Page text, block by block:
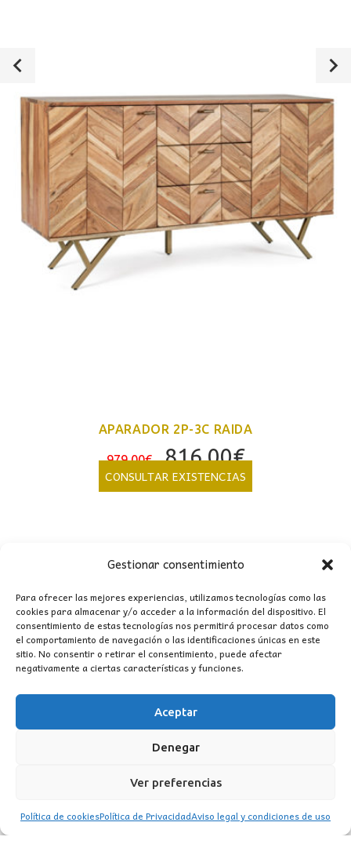
Gestionar consentimiento
Para ofrecer las mejores experiencias, utilizamos tecnologías como las
cookies para almacenar y/o acceder a la información del dispositivo. El
consentimiento de estas tecnologías nos permitirá procesar datos como
el comportamiento de navegación o las identificaciones únicas en este
sitio. No consentir o retirar el consentimiento, puede afectar
negativamente a ciertas características y funciones.
Aceptar
Denegar
Ver preferencias
Política de cookiesPolítica de PrivacidadAviso legal y condiciones de uso
APARADOR 2P-3C RAIDA
979,00€
El
precio
original
816,00€El
precio
actual
CONSULTAR EXISTENCIAS
CONTACTO
Instagram